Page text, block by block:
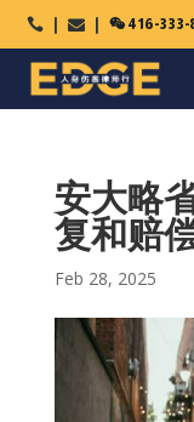
   416-333-
安大略
复和赔
Feb 28, 2025